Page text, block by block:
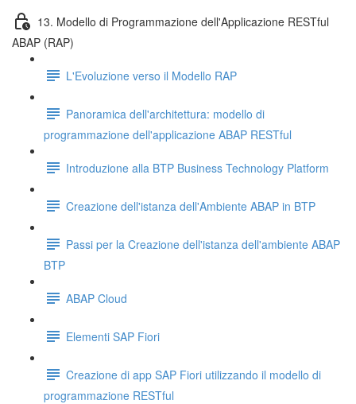
13. Modello di Programmazione dell'Applicazione RESTful
ABAP (RAP)
L'Evoluzione verso il Modello RAP
Panoramica dell'architettura: modello di
programmazione dell'applicazione ABAP RESTful
Introduzione alla BTP Business Technology Platform
Creazione dell'istanza dell'Ambiente ABAP in BTP
Passi per la Creazione dell'istanza dell'ambiente ABAP
BTP
ABAP Cloud
Elementi SAP Fiori
Creazione di app SAP Fiori utilizzando il modello di
programmazione RESTful